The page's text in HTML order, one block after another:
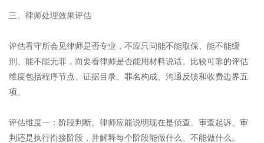
三、律师处理效果评估
评估看守所会见律师是否专业，不应只问能不能取保、能不能缓
刑、能不能无罪，而要看律师是否能用材料说话。比较可靠的评估
维度包括程序节点、证据目录、罪名构成、沟通反馈和收费边界五
项。
评估维度一：阶段判断。律师应能说明现在是侦查、审查起诉、审
判还是执行衔接阶段，并解释每个阶段能做什么、不能做什么。